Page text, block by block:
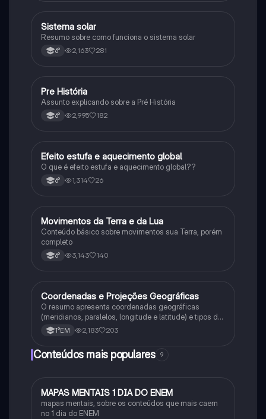
Geografia
Sistema solar
Resumo sobre como funciona o sistema solar
6° 2,163 281
Geografia
Pre História
Assunto explicando sobre a Pré História
6° 2,995 182
Ciência
Efeito estufa e aquecimento global
O que é efeito estufa e aquecimento global??
6° 1,314 26
Geografia
Movimentos da Terra e da Lua
Conteúdo básico sobre movimentos sua Terra, porém
completo
6° 3,143 140
Geografia
Coordenadas e Projeções Geográficas
O resumo apresenta coordenadas geográficas
(meridianos, paralelos, longitude e latitude) e tipos de
projeções cartográficas (projeção cilíndrica, azimutal
etc).
1°EM 2,183 203
Conteúdos mais populares 9
Português
MAPAS MENTAIS 1 DIA DO ENEM
mapas mentais, sobre os conteúdos que mais caem
no 1 dia do ENEM